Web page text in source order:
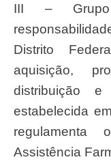
III – Grupo 3: medicamentos sob
Distrito
aquisição,
distribuição
estabelecida
regulamenta
Assistência